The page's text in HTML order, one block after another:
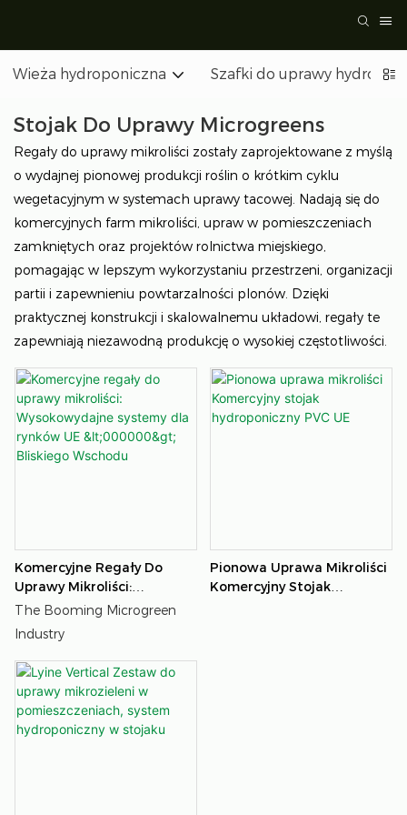
Wieża hydroponiczna Szafki do uprawy
Stojak Do Uprawy Microgreens
Regały do ​​uprawy mikroliści zostały zaprojektowane z myślą
o wydajnej pionowej produkcji roślin o krótkim cyklu
wegetacyjnym w systemach uprawy tacowej. Nadają się do
komercyjnych farm mikroliści, upraw w pomieszczeniach
zamkniętych oraz projektów rolnictwa miejskiego,
pomagając w lepszym wykorzystaniu przestrzeni, organizacji
partii i zapewnieniu powtarzalności plonów. Dzięki
praktycznej konstrukcji i skalowalnemu układowi, regały te
zapewniają niezawodną produkcję o wysokiej częstotliwości.
Komercyjne Regały Do ​​
Uprawy Mikroliści:
Wysokowydajne Systemy
Dla Rynków UE <000000>
Bliskiego Wschodu
The Booming Microgreen
Industry
Pionowa Uprawa Mikroliści
Komercyjny Stojak